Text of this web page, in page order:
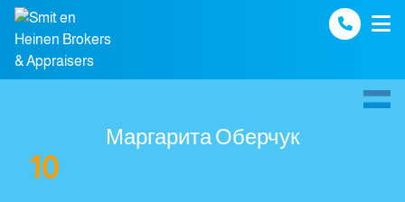
Spring naar inhoud
Маргарита Оберчук
10